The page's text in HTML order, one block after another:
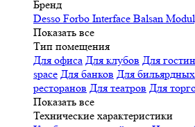
Бренд
Desso Forbo Interface Balsan
Показать все
Тип помещения
Для офиса Для клубов Для
space Для банков Для бильярдных
ресторанов Для театров Для
Показать все
Технические характеристики